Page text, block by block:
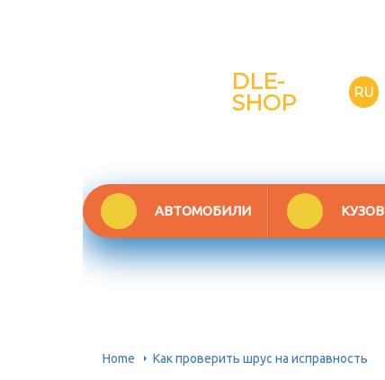
DLE-
SHOP
RU
АВТОМОБИЛИ КУЗОВ
Home Как проверить шрус на исправность